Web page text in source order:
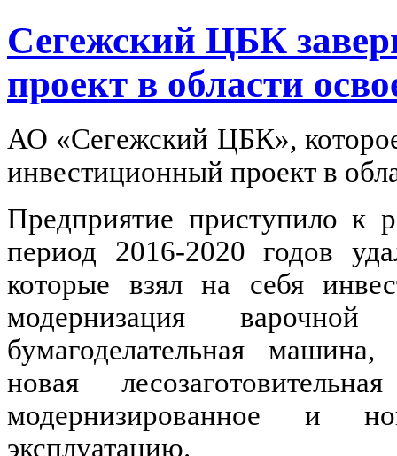
Сегежский ЦБК
проект в области
АО «Сегежский ЦБК»,
инвестиционный проект в
Предприятие приступило к
период 2016-2020 годов
которые взял на себя
модернизация
бумагоделательная
новая
модернизированное и
эксплуатацию.